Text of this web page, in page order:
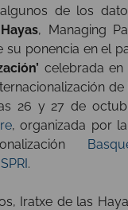
de los
, Managing
su ponencia en el
celebrada en
de
26 y 27 de
, organizada por
SPRI.
Iratxe de las